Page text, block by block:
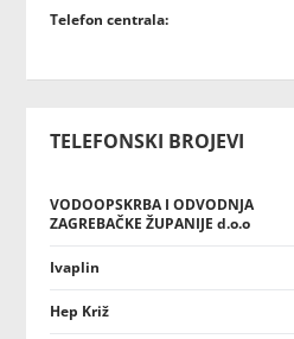
Telefon centrala:
TELEFONSKI BROJEVI
VODOOPSKRBA I ODVODNJA
ZAGREBAČKE ŽUPANIJE d.o.o
Ivaplin
Hep Križ